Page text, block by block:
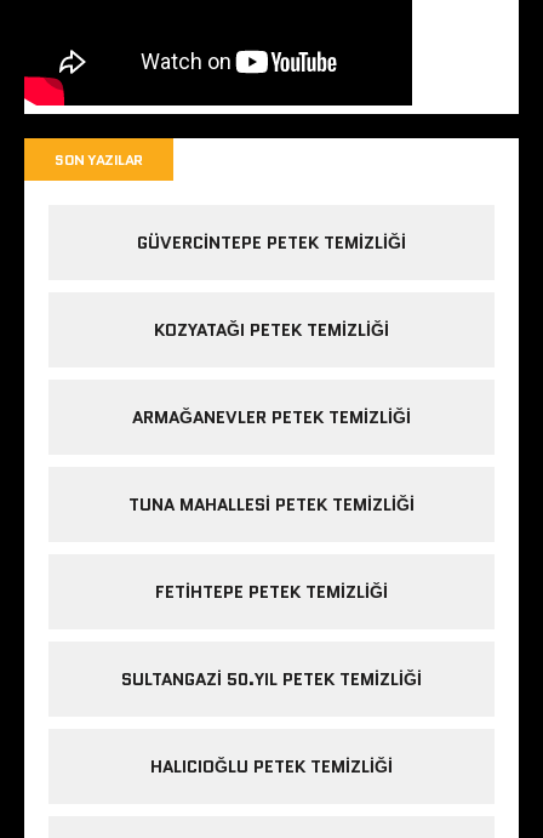
SON YAZILAR
GÜVERCINTEPE PETEK TEMIZLIĞI
KOZYATAĞI PETEK TEMIZLIĞI
ARMAĞANEVLER PETEK TEMIZLIĞI
TUNA MAHALLESI PETEK TEMIZLIĞI
FETIHTEPE PETEK TEMIZLIĞI
SULTANGAZI 50.YIL PETEK TEMIZLIĞI
HALICIOĞLU PETEK TEMIZLIĞI